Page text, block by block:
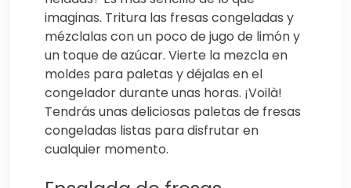
imaginas. Tritura las fresas congeladas y
mézclalas con un poco de jugo de limón y
un toque de azúcar. Vierte la mezcla en
moldes para paletas y déjalas en el
congelador durante unas horas. ¡Voilà!
Tendrás unas deliciosas paletas de fresas
congeladas listas para disfrutar en
cualquier momento.